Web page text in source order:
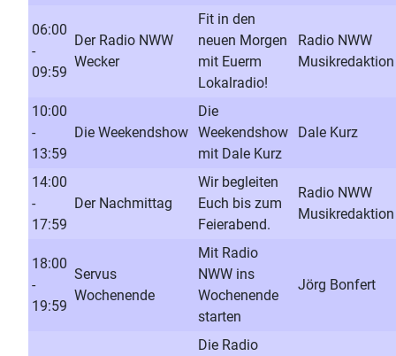
06:00
-
09:59
Der Radio NWW
Wecker
Fit in den
neuen Morgen
mit Euerm
Lokalradio!
Radio NWW
Musikredaktion
10:00
-
13:59
Die Weekendshow
Die
Weekendshow
mit Dale Kurz
Dale Kurz
14:00
-
17:59
Der Nachmittag
Wir begleiten
Euch bis zum
Feierabend.
Radio NWW
Musikredaktion
18:00
-
19:59
Servus
Wochenende
Mit Radio
NWW ins
Wochenende
starten
Jörg Bonfert
Die Radio